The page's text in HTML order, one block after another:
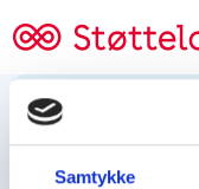
Samtykke